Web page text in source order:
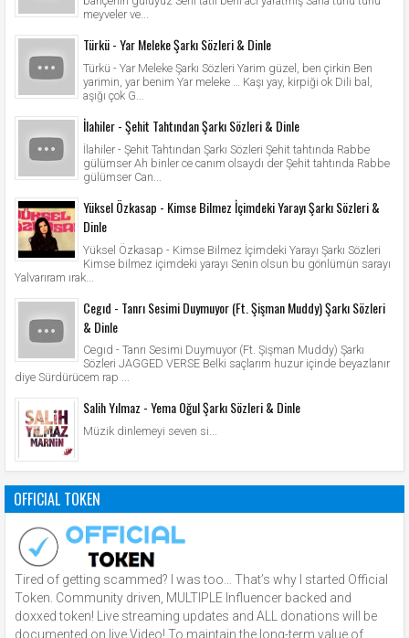
meyveler ve...
Türkü - Yar Meleke Şarkı Sözleri & Dinle
Türkü - Yar Meleke Şarkı Sözleri Yarim güzel, ben çirkin Ben
yarimin, yar benim Yar meleke … Kaşı yay, kirpiği ok Dili bal,
aşığı çok G...
İlahiler - Şehit Tahtından Şarkı Sözleri & Dinle
İlahiler - Şehit Tahtından Şarkı Sözleri Şehit tahtında Rabbe
gülümser Ah binler ce canım olsaydı der Şehit tahtında Rabbe
gülümser Can...
Yüksel Özkasap - Kimse Bilmez İçimdeki Yarayı Şarkı Sözleri &
Dinle
Yüksel Özkasap - Kimse Bilmez İçimdeki Yarayı Şarkı Sözleri
Kimse bilmez içimdeki yarayı Senin olsun bu gönlümün sarayı
Yalvarıram ırak...
Cegıd - Tanrı Sesimi Duymuyor (Ft. Şişman Muddy) Şarkı Sözleri
& Dinle
Cegıd - Tanrı Sesimi Duymuyor (Ft. Şişman Muddy) Şarkı
Sözleri JAGGED VERSE Belki saçlarım huzur içinde beyazlanır
diye Sürdürücem rap ...
Salih Yılmaz - Yema Oğul Şarkı Sözleri & Dinle
Müzik dinlemeyi seven si...
OFFICIAL TOKEN
Tired of getting scammed? I was too… That’s why I started Official
Token. Community driven, MULTIPLE Influencer backed and
doxxed token! Live streaming updates and ALL donations will be
documented on live Video! To maintain the long-term value of